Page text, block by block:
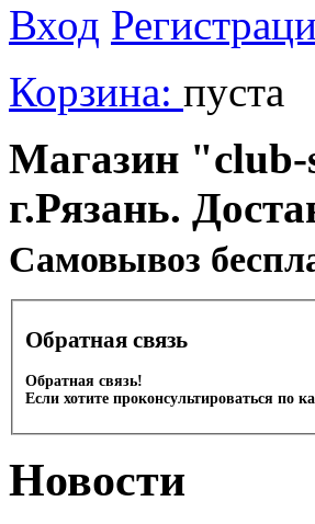
Вход
Корзина: пуста
Магазин "club-
г.Рязань.
Cамовывоз
Обратная связь
Обратная связь!
Если хотите проконсультироваться по
Новости